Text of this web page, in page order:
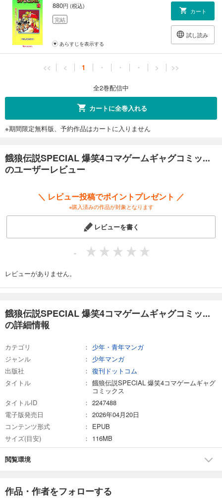
880円 (税込)
完結
カート
試し読み
あらすじを表示する
<< < 1 ・ ・ ・ > >>
全2巻配信中
カートに全巻入れる
※期間限定無料版、予約作品はカートに入りません
餓狼伝説SPECIAL 爆笑4コマゲームギャグコミッ...
のユーザーレビュー
＼ レビュー投稿でポイントプレゼント ／
※購入済みの作品が対象となります
レビューを書く
-
レビューがありません。
餓狼伝説SPECIAL 爆笑4コマゲームギャグコミッ...
の詳細情報
カテゴリ
少年・青年マンガ
ジャンル
少年マンガ
出版社
復刊ドットコム
タイトル
餓狼伝説SPECIAL 爆笑4コマゲームギャグ
コミックス
タイトルID
2247488
電子版発売日
2026年04月20日
コンテンツ形式
EPUB
サイズ(目安)
116MB
閲覧環境
作品・作者をフォローする